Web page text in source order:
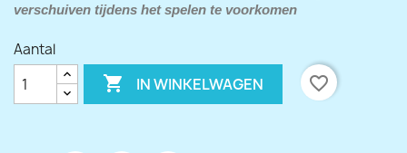
verschuiven tijdens het spelen te voorkomen
Aantal
 IN WINKELWAGEN favorite_border